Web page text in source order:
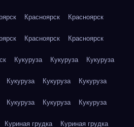
Красноярск Красноярск
Красноярск Красноярск
Кукуруза Кукуруза Кукуруза
Кукуруза Кукуруза Кукуруза
Кукуруза Кукуруза Кукуруза
Куриная грудка Куриная грудка